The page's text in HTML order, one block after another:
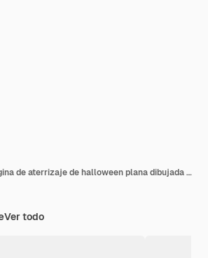
Plantilla de página de aterrizaje de halloween plana dibujada a mano
Ver todo